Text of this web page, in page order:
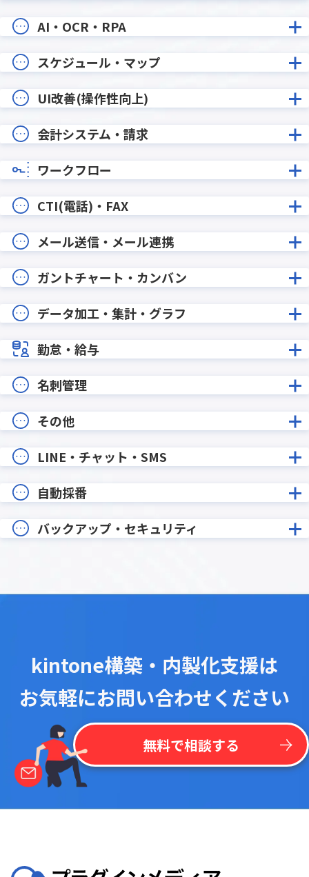
AI・OCR・RPA
スケジュール・マップ
UI改善(操作性向上)
会計システム・請求
ワークフロー
CTI(電話)・FAX
メール送信・メール連携
ガントチャート・カンバン
データ加工・集計・グラフ
勤怠・給与
名刺管理
その他
LINE・チャット・SMS
自動採番
バックアップ・セキュリティ
kintone構築・内製化支援は
お気軽にお問い合わせください
無料で相談する